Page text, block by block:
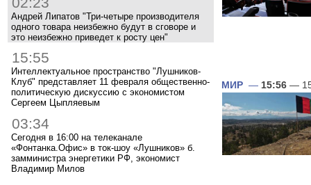
Андрей Липатов "Три-четыре производителя
одного товара неизбежно будут в сговоре и
это неизбежно приведет к росту цен"
15:55
Интеллектуальное пространство "Лушников-
Клуб" представляет 11 февраля общественно-
политическую дискуссию с экономистом
Сергеем Цыпляевым
03:34
Сегодня в 16:00 на телеканале
«Фонтанка.Офис» в ток-шоу «Лушников» б.
замминистра энергетики РФ, экономист
Владимир Милов
МИР — 15:56 —